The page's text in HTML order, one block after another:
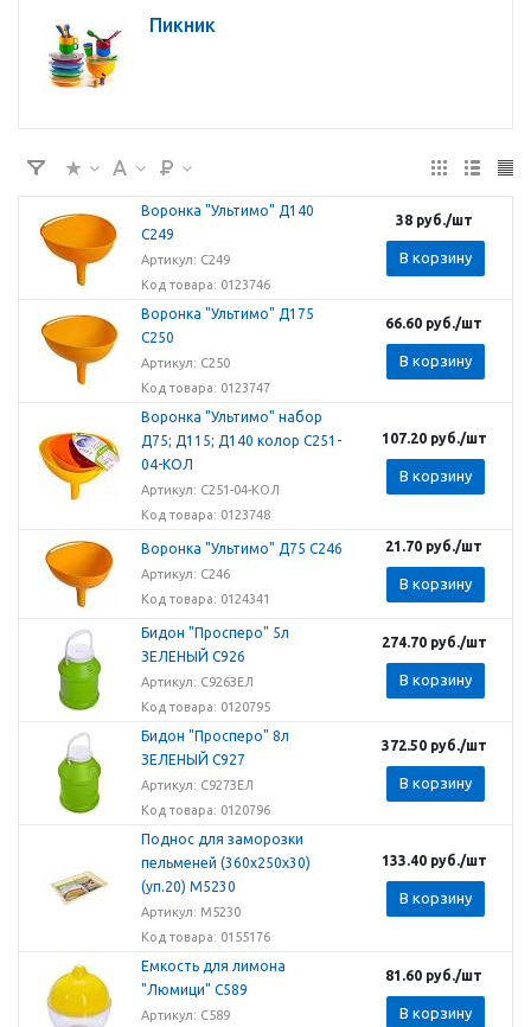
Пикник
Воронка "Ультимо" Д140
С249
Артикул: С249
Код товара: 0123746
38руб./шт
В корзину
Воронка "Ультимо" Д175
С250
Артикул: С250
Код товара: 0123747
66.60 руб./шт
В корзину
Воронка "Ультимо" набор
Д75; Д115; Д140 колор С251-
04-КОЛ
Артикул: С251-04-КОЛ
Код товара: 0123748
107.20руб./шт
В корзину
Воронка "Ультимо" Д75 С246
Артикул: С246
Код товара: 0124341
21.70 руб./шт
В корзину
Бидон "Просперо" 5л
ЗЕЛЕНЫЙ С926
Артикул: С926ЗЕЛ
Код товара: 0120795
274.70руб./шт
В корзину
Бидон "Просперо" 8л
ЗЕЛЕНЫЙ С927
Артикул: С927ЗЕЛ
Код товара: 0120796
372.50руб./шт
В корзину
Поднос для заморозки
пельменей (360х250х30)
(уп.20) М5230
Артикул: М5230
Код товара: 0155176
133.40руб./шт
В корзину
Емкость для лимона
"Люмици" С589
Артикул: С589
81.60 руб./шт
В корзину